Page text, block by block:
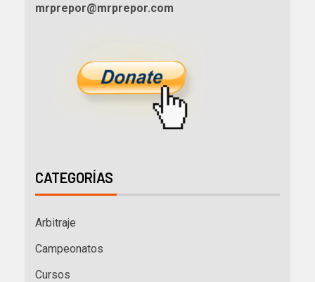
mrprepor@mrprepor.com
CATEGORÍAS
Arbitraje
Campeonatos
Cursos